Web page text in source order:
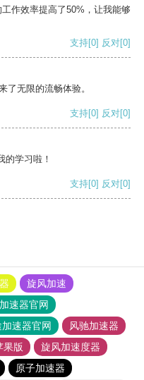
作效率提高了50%，让我能够
支持[0] 反对[0]
了无限的流畅体验。
支持[0] 反对[0]
的学习啦！
支持[0] 反对[0]
旋风加速
速器官网
速器官网
风驰加速器
果版
旋风加速度器
原子加速器